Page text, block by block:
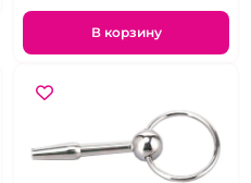
В корзину